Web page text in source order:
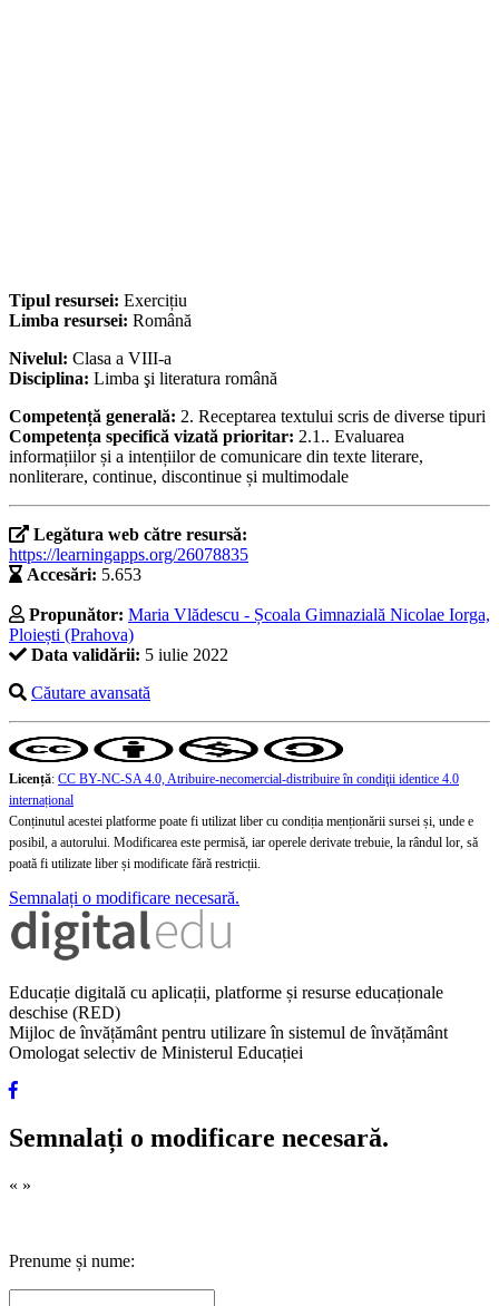
Tipul resursei: Exercițiu
Limba resursei: Română
Nivelul: Clasa a VIII-a
Disciplina: Limba şi literatura română
Competență generală: 2. Receptarea textului scris de diverse tipuri
Competența specifică vizată prioritar: 2.1.. Evaluarea
informațiilor și a intențiilor de comunicare din texte literare,
nonliterare, continue, discontinue și multimodale
Legătura web către resursă:
https://learningapps.org/26078835
Accesări: 5.653
Propunător: Maria Vlădescu - Școala Gimnazială Nicolae Iorga,
Ploiești (Prahova)
Data validării: 5 iulie 2022
Căutare avansată
Licență: CC BY-NC-SA 4.0, Atribuire-necomercial-distribuire în condiţii identice 4.0
internațional
Conținutul acestei platforme poate fi utilizat liber cu condiția menționării sursei și, unde e
posibil, a autorului. Modificarea este permisă, iar operele derivate trebuie, la rândul lor, să
poată fi utilizate liber și modificate fără restricții.
Semnalați o modificare necesară.
Educație digitală cu aplicații, platforme și resurse educaționale
deschise (RED)
Mijloc de învățământ pentru utilizare în sistemul de învățământ
Omologat selectiv de Ministerul Educației
Semnalați o modificare necesară.
« »
Prenume și nume: